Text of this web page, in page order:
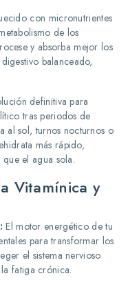
con micronutrientes
de los
y absorba mejor los
balanceado,
definitiva para
tras periodos de
al sol, turnos nocturnos o
más rápido,
el agua sola.
Vitamínica y
El motor energético de tu
para transformar los
el sistema nervioso
fatiga crónica.